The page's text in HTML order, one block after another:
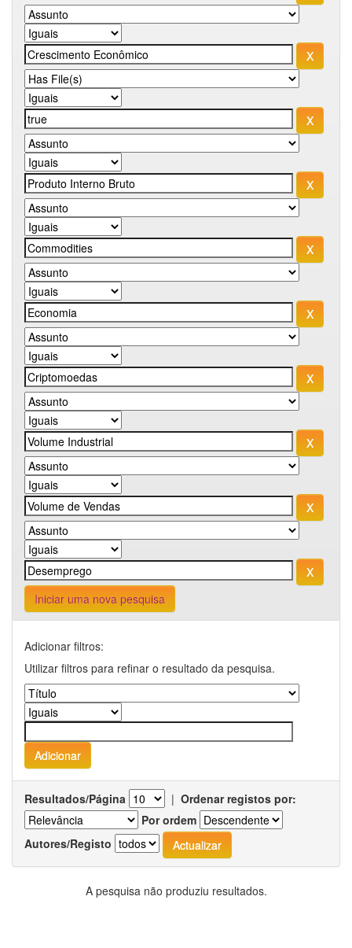
Iniciar uma nova pesquisa
Adicionar filtros:
Utilizar filtros para refinar o resultado da pesquisa.
Resultados/Página | Ordenar registos por:
Por ordem
Autores/Registo
A pesquisa não produziu resultados.